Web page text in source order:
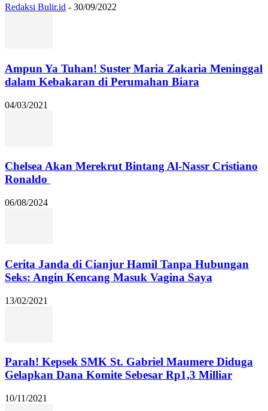
Redaksi Bulir.id - 30/09/2022
Ampun Ya Tuhan! Suster Maria Zakaria Meninggal
dalam Kebakaran di Perumahan Biara
04/03/2021
Chelsea Akan Merekrut Bintang Al-Nassr Cristiano
Ronaldo
06/08/2024
Cerita Janda di Cianjur Hamil Tanpa Hubungan
Seks: Angin Kencang Masuk Vagina Saya
13/02/2021
Parah! Kepsek SMK St. Gabriel Maumere Diduga
Gelapkan Dana Komite Sebesar Rp1,3 Milliar
10/11/2021